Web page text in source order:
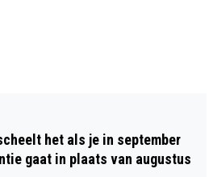
het als je in september
gaat in plaats van augustus